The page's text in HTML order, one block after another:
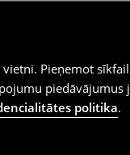
Pieņemot
piedāvājumus
politika.